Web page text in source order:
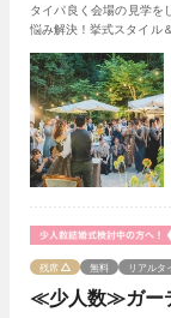
タイパ良く会場の見学を
悩み解決！挙式スタイル
≪少人数≫ガー
残席 無料 リアルタ